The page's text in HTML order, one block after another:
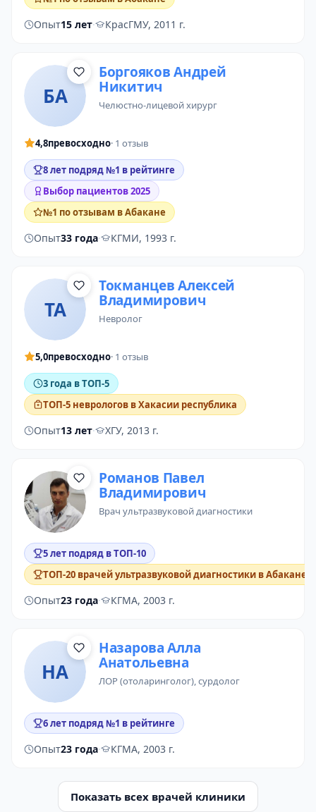
Опыт15 лет· КрасГМУ, 2011 г.
БА
Боргояков Андрей
Никитич
челюстно-лицевой хирург
4,8превосходно· 1 отзыв
8 лет подряд №1 в рейтинге
Выбор пациентов 2025
№1 по отзывам в Абакане
Опыт33 года· КГМИ, 1993 г.
ТА
Токманцев Алексей
Владимирович
невролог
5,0превосходно· 1 отзыв
3 года в ТОП-5
ТОП-5 неврологов в Хакасии республика
Опыт13 лет· ХГУ, 2013 г.
Романов Павел
Владимирович
врач ультразвуковой диагностики
5 лет подряд в ТОП-10
ТОП-20 врачей ультразвуковой диагностики в Абакане
Опыт23 года· КГМА, 2003 г.
НА
Назарова Алла
Анатольевна
ЛОР (отоларинголог),сурдолог
6 лет подряд №1 в рейтинге
Опыт23 года· КГМА, 2003 г.
Показать всех врачей клиники